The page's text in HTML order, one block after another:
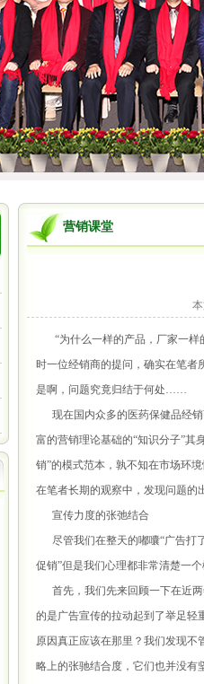
营销课堂
“为什么一样的产品，厂家一样
时一位经销商的提问，确实在笔者
是啊，问题究竟归结于何处……
现在国内众多的医药保健品经销
富的营销理论基础的“知识分子”其
销”的模式范本，孰不知在市场环
在笔者长期的观察中，发现问题的
宣传力度的张弛结合
尽管我们在整天的嘟囔“广告打
促销”但是我们心理都非常清楚一
首先，我们先来回顾一下在近两
的是广告宣传的拉动起到了举足轻
原因真正应该在那里？我们发现
略上的张驰结合度，它们也并没有